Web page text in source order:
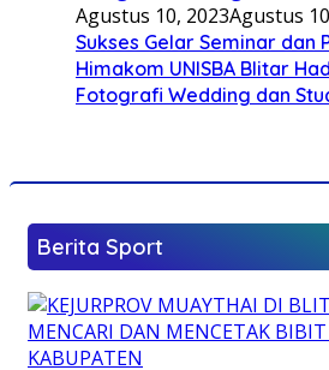
Agustus 10, 2023Agustus
Sukses Gelar Seminar dan
Himakom UNISBA Blitar
Fotografi Wedding dan
Berita Sport